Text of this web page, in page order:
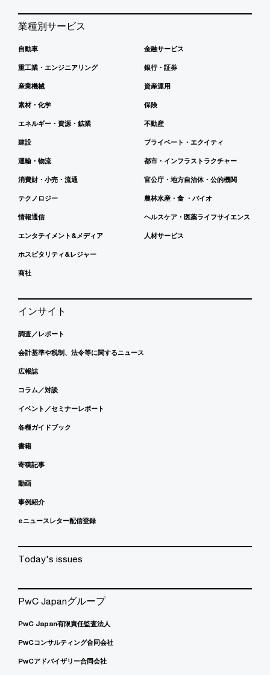
業種別サービス
自動車
重工業・エンジニアリング
産業機械
素材・化学
エネルギー・資源・鉱業
建設
運輸・物流
消費財・小売・流通
テクノロジー
情報通信
エンタテイメント&メディア
ホスピタリティ&レジャー
商社
金融サービス
銀行・証券
資産運用
保険
不動産
プライベート・エクイティ
都市・インフラストラクチャー
官公庁・地方自治体・公的機関
農林水産・食 ・バイオ
ヘルスケア・医薬ライフサイエンス
人材サービス
インサイト
調査／レポート
会計基準や税制、法令等に関するニュース
広報誌
コラム／対談
イベント／セミナーレポート
各種ガイドブック
書籍
寄稿記事
動画
事例紹介
eニュースレター配信登録
Today's issues
PwC Japanグループ
PwC Japan有限責任監査法人
PwCコンサルティング合同会社
PwCアドバイザリー合同会社